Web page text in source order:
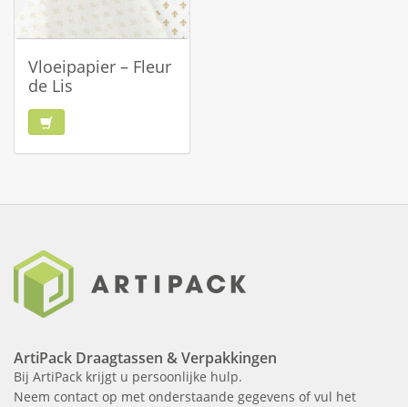
Vloeipapier – Fleur
de Lis
ArtiPack Draagtassen & Verpakkingen
Bij ArtiPack krijgt u persoonlijke hulp.
Neem contact op met onderstaande gegevens of vul het